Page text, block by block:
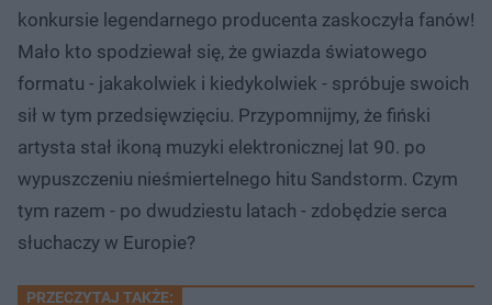
konkursie legendarnego producenta zaskoczyła fanów!
Mało kto spodziewał się, że gwiazda światowego
formatu - jakakolwiek i kiedykolwiek - spróbuje swoich
sił w tym przedsięwzięciu. Przypomnijmy, że fiński
artysta stał ikoną muzyki elektronicznej lat 90. po
wypuszczeniu nieśmiertelnego hitu Sandstorm. Czym
tym razem - po dwudziestu latach - zdobędzie serca
słuchaczy w Europie?
PRZECZYTAJ TAKŻE: